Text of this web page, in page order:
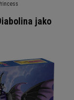
jako